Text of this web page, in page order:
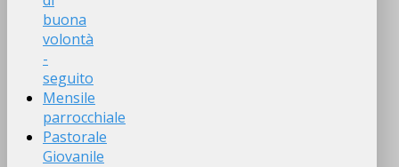
buona
volontà
-
seguito
Mensile
parrocchiale
Pastorale
Giovanile